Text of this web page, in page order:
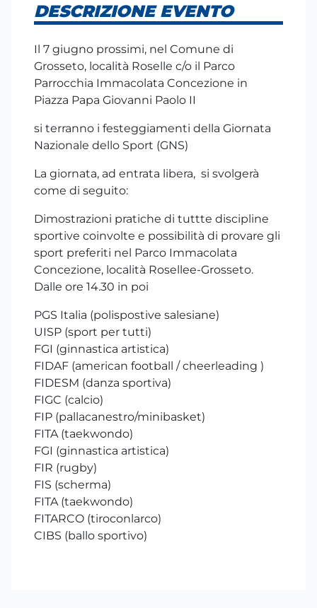
DESCRIZIONE EVENTO
Il 7 giugno prossimi, nel Comune di
Grosseto, località Roselle c/o il Parco
Parrocchia Immacolata Concezione in
Piazza Papa Giovanni Paolo II
si terranno i festeggiamenti della Giornata
Nazionale dello Sport (GNS)
La giornata, ad entrata libera, si svolgerà
come di seguito:
Dimostrazioni pratiche di tuttte discipline
sportive coinvolte e possibilità di provare gli
sport preferiti nel Parco Immacolata
Concezione, località Rosellee-Grosseto.
Dalle ore 14.30 in poi
PGS Italia (polispostive salesiane)
UISP (sport per tutti)
FGI (ginnastica artistica)
FIDAF (american football / cheerleading )
FIDESM (danza sportiva)
FIGC (calcio)
FIP (pallacanestro/minibasket)
FITA (taekwondo)
FGI (ginnastica artistica)
FIR (rugby)
FIS (scherma)
FITA (taekwondo)
FITARCO (tiroconlarco)
CIBS (ballo sportivo)